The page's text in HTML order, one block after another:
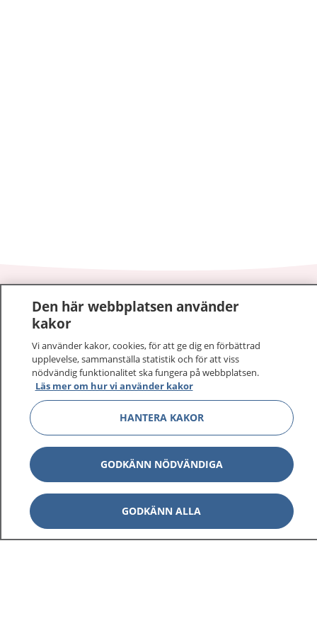
1177–tryggt om din hälsa och vård
sjukdomar och vilka mottagningar du kan kontakta.
Logga in för att läsa din journal och göra dina
vårdärenden. Ring telefonnummer 1177 för
sjukvårdsrådgivning dygnet runt.
1177 ger dig råd när du vill må bättre.
1177 på flera språk Visa
Den här webbplatsen använder
kakor
Vi använder kakor, cookies, för att ge dig en förbättrad
upplevelse, sammanställa statistik och för att viss
nödvändig funktionalitet ska fungera på webbplatsen.
Läs mer om hur vi använder kakor
HANTERA KAKOR
GODKÄNN NÖDVÄNDIGA
GODKÄNN ALLA